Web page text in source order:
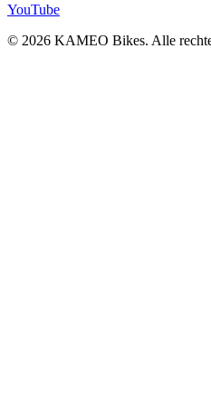
YouTube
© 2026 KAMEO Bikes. Alle